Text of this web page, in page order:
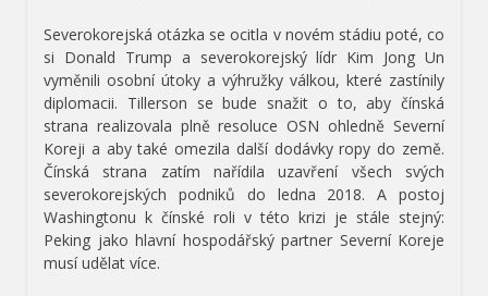
Severokorejská otázka se ocitla v novém stádiu poté, co
si Donald Trump a severokorejský lídr Kim Jong Un
vyměnili osobní útoky a výhružky válkou, které zastínily
diplomacii. Tillerson se bude snažit o to, aby čínská
strana realizovala plně resoluce OSN ohledně Severní
Koreji a aby také omezila další dodávky ropy do země.
Čínská strana zatím nařídila uzavření všech svých
severokorejských podniků do ledna 2018. A postoj
Washingtonu k čínské roli v této krizi je stále stejný:
Peking jako hlavní hospodářský partner Severní Koreje
musí udělat více.